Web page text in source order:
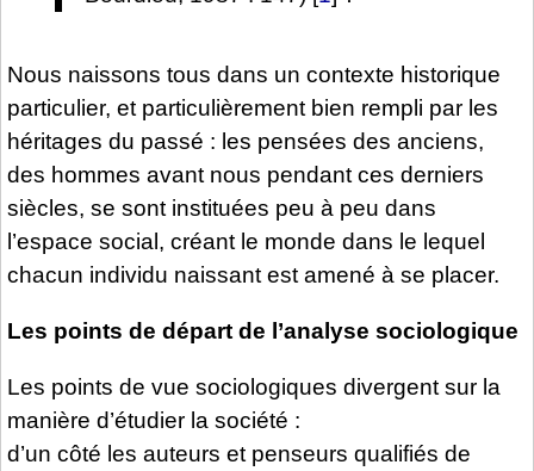
Nous naissons tous dans un contexte historique
particulier, et particulièrement bien rempli par les
héritages du passé : les pensées des anciens,
des hommes avant nous pendant ces derniers
siècles, se sont instituées peu à peu dans
l’espace social, créant le monde dans le lequel
chacun individu naissant est amené à se placer.
Les points de départ de l’analyse sociologique
Les points de vue sociologiques divergent sur la
manière d’étudier la société :
d’un côté les auteurs et penseurs qualifiés de